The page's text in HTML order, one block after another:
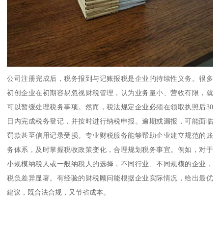
公司注册完成后，税务报到与记账报税是企业的持续性义务。很多
初创企业在初期容易忽视财税管理，认为业务量小、营收有限，就
可以暂缓处理税务事项。然而，税法规定企业必须在领取执照后30
日内完成税务登记，并按时进行纳税申报。逾期或漏报，可能面临
罚款甚至信用记录受损。专业财税服务能够帮助企业建立规范的账
务体系，及时掌握税收政策变化，合理规划税务事宜。例如，对于
小规模纳税人或一般纳税人的选择，不同行业、不同规模的企业，
税负差异显著。有经验的财税顾问能根据企业实际情况，给出最优
建议，既合法合规，又节省成本。